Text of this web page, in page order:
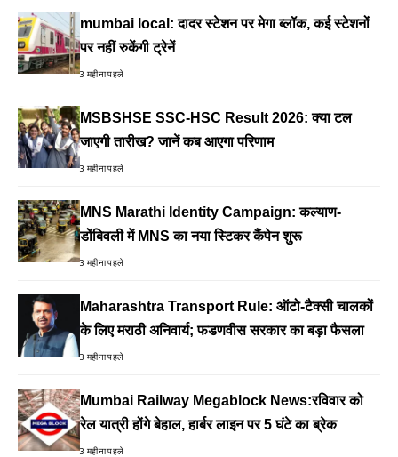
mumbai local: दादर स्टेशन पर मेगा ब्लॉक, कई स्टेशनों
पर नहीं रुकेंगी ट्रेनें
3 महीना पहले
MSBSHSE SSC-HSC Result 2026: क्या टल
जाएगी तारीख? जानें कब आएगा परिणाम
3 महीना पहले
MNS Marathi Identity Campaign: कल्याण-
डोंबिवली में MNS का नया स्टिकर कैंपेन शुरू
3 महीना पहले
Maharashtra Transport Rule: ऑटो-टैक्सी चालकों
के लिए मराठी अनिवार्य; फडणवीस सरकार का बड़ा फैसला
3 महीना पहले
Mumbai Railway Megablock News:रविवार को
रेल यात्री होंगे बेहाल, हार्बर लाइन पर 5 घंटे का ब्रेक
3 महीना पहले